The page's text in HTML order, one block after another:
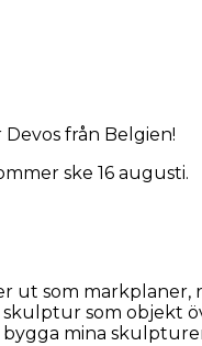
från Belgien!
ske 16 augusti.
ut som
som objekt
mina